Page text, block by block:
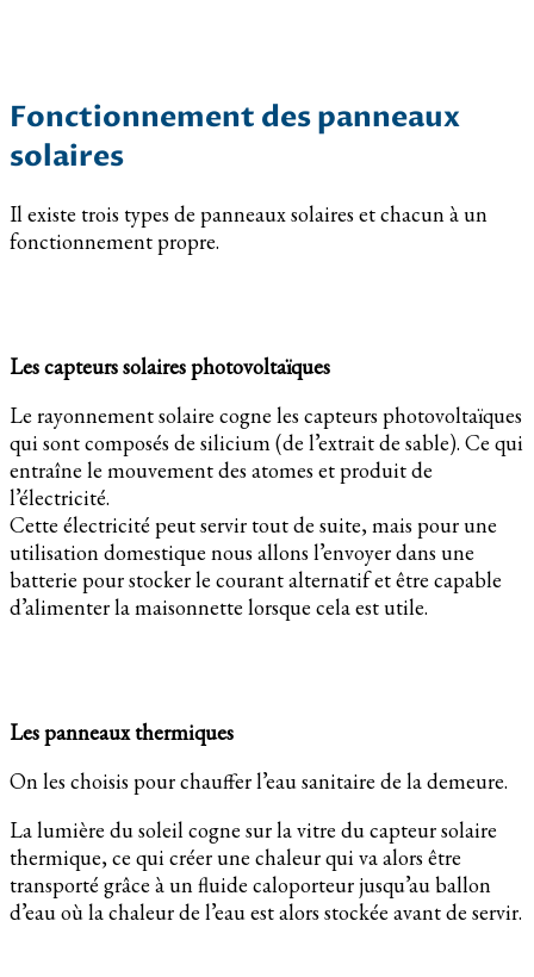
Fonctionnement des panneaux
solaires
Il existe trois types de panneaux solaires et chacun à un
fonctionnement propre.
Les capteurs solaires photovoltaïques
Le rayonnement solaire cogne les capteurs photovoltaïques
qui sont composés de silicium (de l’extrait de sable). Ce qui
entraîne le mouvement des atomes et produit de
l’électricité.
Cette électricité peut servir tout de suite, mais pour une
utilisation domestique nous allons l’envoyer dans une
batterie pour stocker le courant alternatif et être capable
d’alimenter la maisonnette lorsque cela est utile.
Les panneaux thermiques
On les choisis pour chauffer l’eau sanitaire de la demeure.
La lumière du soleil cogne sur la vitre du capteur solaire
thermique, ce qui créer une chaleur qui va alors être
transporté grâce à un fluide caloporteur jusqu’au ballon
d’eau où la chaleur de l’eau est alors stockée avant de servir.